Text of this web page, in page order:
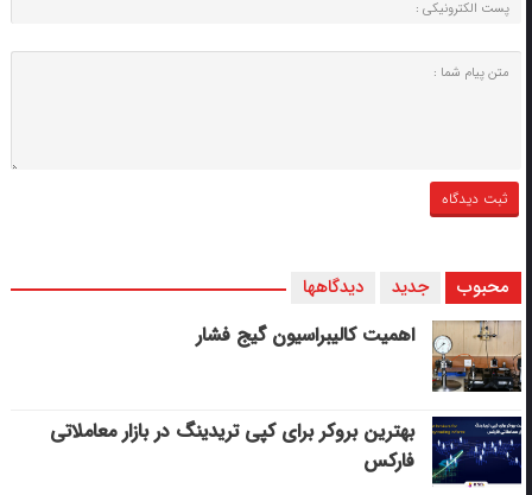
محبوب جدید دیدگاهها
اهمیت کالیبراسیون گیج فشار
بهترین بروکر برای کپی‌ تریدینگ در بازار معاملاتی
فارکس